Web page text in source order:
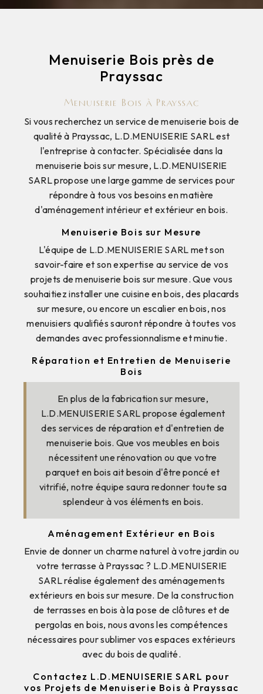
Menuiserie Bois près de
Prayssac
Menuiserie Bois à Prayssac
Si vous recherchez un service de menuiserie bois de
qualité à Prayssac, L.D.MENUISERIE SARL est
l'entreprise à contacter. Spécialisée dans la
menuiserie bois sur mesure, L.D.MENUISERIE
SARL propose une large gamme de services pour
répondre à tous vos besoins en matière
d'aménagement intérieur et extérieur en bois.
Menuiserie Bois sur Mesure
L'équipe de L.D.MENUISERIE SARL met son
savoir-faire et son expertise au service de vos
projets de menuiserie bois sur mesure. Que vous
souhaitiez installer une cuisine en bois, des placards
sur mesure, ou encore un escalier en bois, nos
menuisiers qualifiés sauront répondre à toutes vos
demandes avec professionnalisme et minutie.
Réparation et Entretien de Menuiserie
Bois
En plus de la fabrication sur mesure,
L.D.MENUISERIE SARL propose également
des services de réparation et d'entretien de
menuiserie bois. Que vos meubles en bois
nécessitent une rénovation ou que votre
parquet en bois ait besoin d'être poncé et
vitrifié, notre équipe saura redonner toute sa
splendeur à vos éléments en bois.
Aménagement Extérieur en Bois
Envie de donner un charme naturel à votre jardin ou
votre terrasse à Prayssac ? L.D.MENUISERIE
SARL réalise également des aménagements
extérieurs en bois sur mesure. De la construction
de terrasses en bois à la pose de clôtures et de
pergolas en bois, nous avons les compétences
nécessaires pour sublimer vos espaces extérieurs
avec du bois de qualité.
Contactez L.D.MENUISERIE SARL pour
vos Projets de Menuiserie Bois à Prayssac